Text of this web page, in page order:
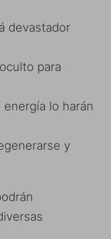
devastador
para
lo harán
y